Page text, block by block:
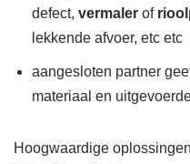
defect, vermaler of
lekkende afvoer, etc etc
aangesloten partner
materiaal en
Hoogwaardige